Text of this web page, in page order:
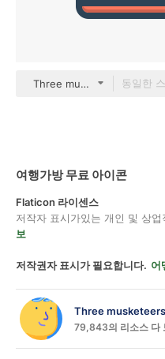
Three musketeers color
여행가방 무료 아이콘
Flaticon 라이센스
저작자 표시가있는 개인 및 상
보
저작권자 표시가 필요합니다. 어
Three musketeers
79,843의 리소스 다